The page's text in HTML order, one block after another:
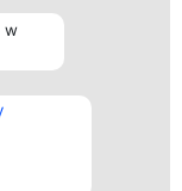
w